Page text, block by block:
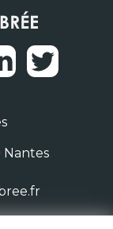
Nantes